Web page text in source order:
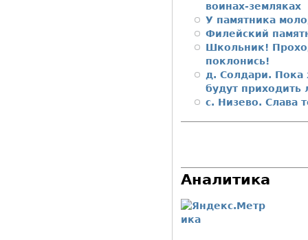
воинах-земляках
У памятника
Филейский
Школьник!
поклонись!
д. Солдари. Пока
будут приходить
с. Низево. Слава
Аналитика